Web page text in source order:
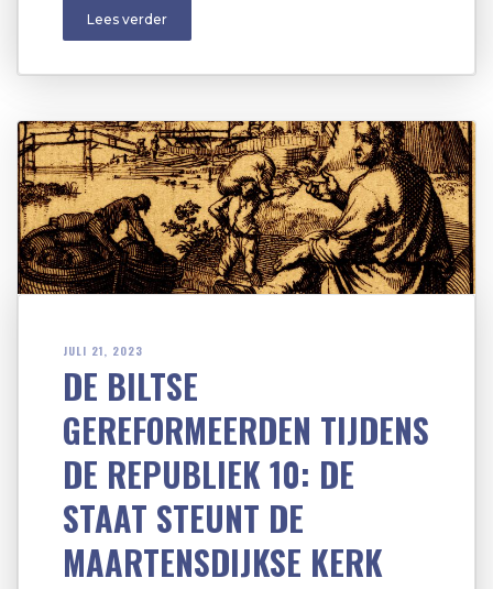
Lees verder
JULI 21, 2023
DE BILTSE
GEREFORMEERDEN TIJDENS
DE REPUBLIEK 10: DE
STAAT STEUNT DE
MAARTENSDIJKSE KERK